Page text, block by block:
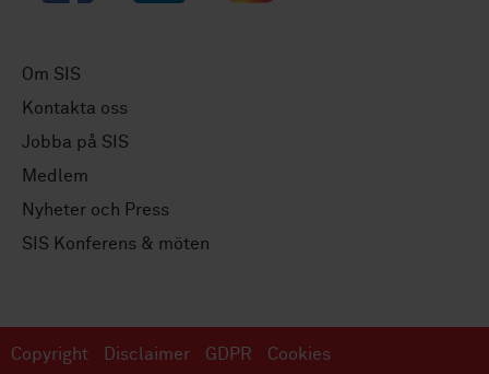
Om SIS
Kontakta oss
Jobba på SIS
Medlem
Nyheter och Press
SIS Konferens & möten
Copyright Disclaimer GDPR Cookies